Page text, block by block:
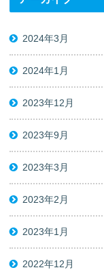
2024年3月
2024年1月
2023年12月
2023年9月
2023年3月
2023年2月
2023年1月
2022年12月